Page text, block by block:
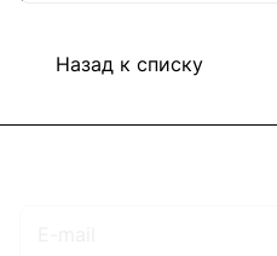
Назад к списку